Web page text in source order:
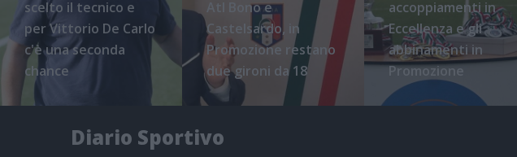
scelto il tecnico e
per Vittorio De Carlo
c'è una seconda
chance
Atl Bono e
Castelsardo, in
Promozione restano
due gironi da 18
accoppiamenti in
Eccellenza e gli
abbinamenti in
Promozione
Diario Sportivo